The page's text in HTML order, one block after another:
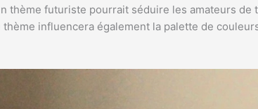
thème futuriste pourrait séduire les amateurs
influencera également la palette de